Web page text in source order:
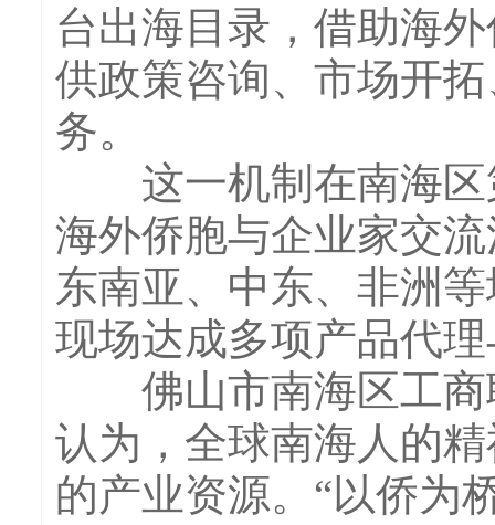
台出海目录，借助海
供政策咨询、市场开
务。
这一机制在南海区
海外侨胞与企业家交
东南亚、中东、非洲
现场达成多项产品代
佛山市南海区工商
认为，全球南海人的
的产业资源。“以侨为